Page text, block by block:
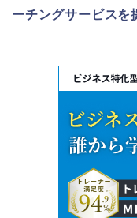
ーチングサービスを